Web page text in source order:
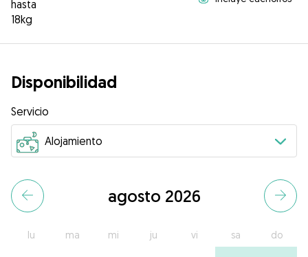
hasta
18kg
Disponibilidad
Servicio
agosto 2026
lu ma mi ju vi sa do